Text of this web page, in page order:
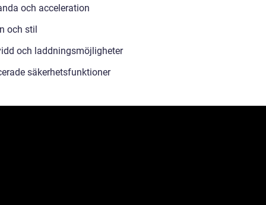
och acceleration
och stil
och laddningsmöjligheter
säkerhetsfunktioner